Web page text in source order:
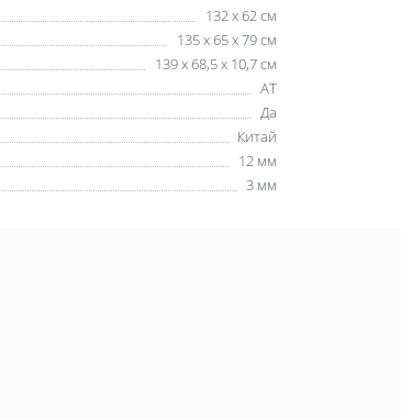
132 х 62 см
135 х 65 х 79 см
139 х 68,5 х 10,7 см
AT
Да
Китай
12 мм
3 мм